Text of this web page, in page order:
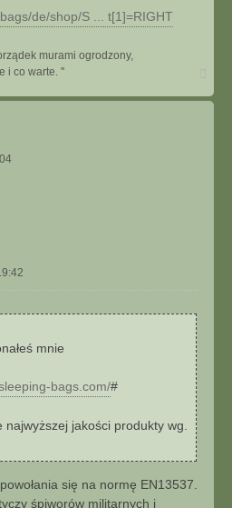
de/shop/S ... t[1]=RIGHT
murami ogrodzony,
i co warte. ''
g
mnie
bags.com/#
jakości produkty wg.
się na normę EN13537.
śpiworów militarnych i